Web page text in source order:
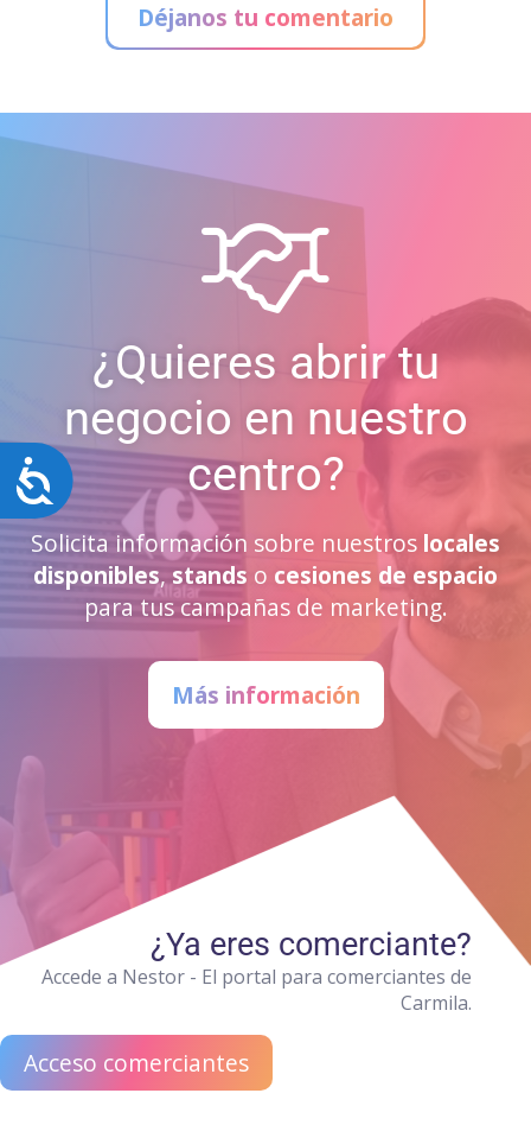
Accesibilidad
Déjanos tu comentario
¿Quieres abrir tu
negocio en nuestro
centro?
Solicita información sobre nuestros locales
disponibles, stands o cesiones de espacio
para tus campañas de marketing.
Más información
¿Ya eres comerciante?
Accede a Nestor - El portal para comerciantes de
Carmila.
Acceso comerciantes